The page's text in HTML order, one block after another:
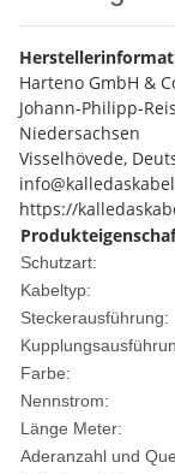
Harteno GmbH &
Johann-Philipp-
Niedersachsen
Visselhövede,
https://
Schutzart:
Kabeltyp:
Steckerausführung:
Farbe:
Nennstrom:
Länge Meter:
Aderanzahl und